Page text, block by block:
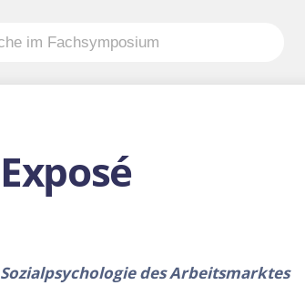
Exposé
Sozialpsychologie des Arbeitsmarktes